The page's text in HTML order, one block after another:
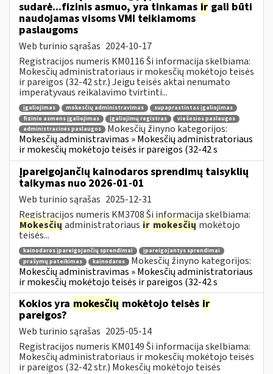
sudarė...fizinis asmuo, yra tinkamas ir gali būti
naudojamas visoms VMI teikiamoms
paslaugoms
Web turinio sąrašas 2024-10-17
Registracijos numeris KM0116 Ši informacija skelbiama:
Mokesčių administratoriaus ir mokesčių mokėtojo teisės
ir pareigos (32-42 str.) Jeigu teisės aktai nenumato
imperatyvaus reikalavimo tvirtinti...
įgaliojimas mokesčių administravimas
supaprastintas įgaliojimas
fizinio asmens įgaliojimas
įgaliojimų registras
viešosios paslaugos
administracinės paslaugos
Mokesčių žinyno kategorijos:
Mokesčių administravimas » Mokesčių administratoriaus
ir mokesčių mokėtojo teisės ir pareigos (32-42 s
Įpareigojančių kainodaros sprendimų taisyklių
taikymas nuo 2026-01-01
Web turinio sąrašas 2025-12-31
Registracijos numeris KM3708 Ši informacija skelbiama:
Mokesčių administratoriaus ir mokesčių mokėtojo
teisės...
kainodaros įpareigojančių sprendimai
įpareigojantys sprendimai
prašymų pateikimas
kainodaros
Mokesčių žinyno kategorijos:
Mokesčių administravimas » Mokesčių administratoriaus
ir mokesčių mokėtojo teisės ir pareigos (32-42 s
Kokios yra mokesčių mokėtojo teisės ir
pareigos?
Web turinio sąrašas 2025-05-14
Registracijos numeris KM0149 Ši informacija skelbiama:
Mokesčių administratoriaus ir mokesčių mokėtojo teisės
ir pareigos (32-42 str.) Mokesčių mokėtojo teisės